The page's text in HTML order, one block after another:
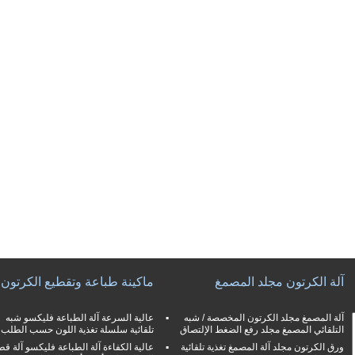
ماكينة طباعة وتقطيع الكرتون
عالية السرعة آلة الطباعة فليكسو شبه
تلقائية سلسلة تغذية اللون حسب الطلب
عالية الكفاءة آلة الطباعة فليكسو آلة
آلة الكرتون مجلد المصمغ
آلة المصمغ مجلد الكرتون المخصصة / شبه
التلقائي المصمغ مجلد رفع الضغط الإلتصاق
ورق الكرتون مجلد آلة المصمغ تغذية تلقائية